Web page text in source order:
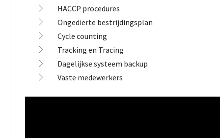
HACCP procedures
Ongedierte bestrijdingsplan
Cycle counting
Tracking en Tracing
Dagelijkse systeem backup
Vaste medewerkers